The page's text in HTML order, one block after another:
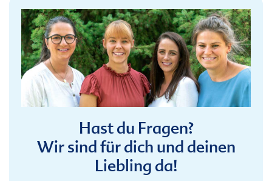
Hast du Fragen?
Wir sind für dich und deinen
Liebling da!